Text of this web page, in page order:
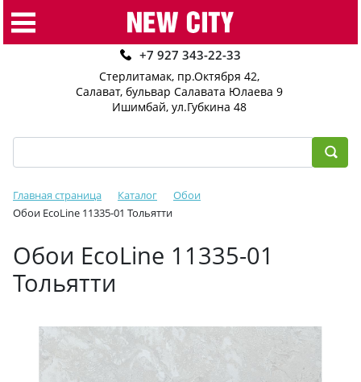
+7 927 343-22-33
Стерлитамак, пр.Октября 42,
Салават, бульвар Салавата Юлаева 9
Ишимбай, ул.Губкина 48
Главная страница Каталог
Обои
Обои EcoLine 11335-01 Тольятти
Обои EcoLine 11335-01
Тольятти